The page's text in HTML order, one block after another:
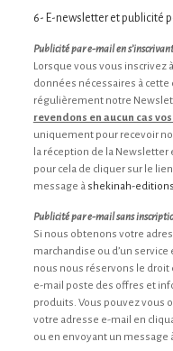
6- E-newsletter et publicité
Publicité par e-mail en
Lorsque vous vous inscrivez
données nécessaires à
régulièrement notre
revendons en aucun cas
uniquement pour recevoir
la réception de la
pour cela de cliquer sur le
message à shekinah-
Publicité par e-mail sans
Si nous obtenons votre
marchandise ou d’un
nous nous réservons le
e-mail poste des offres et
produits. Vous pouvez vous
votre adresse e-mail en
ou en envoyant un message